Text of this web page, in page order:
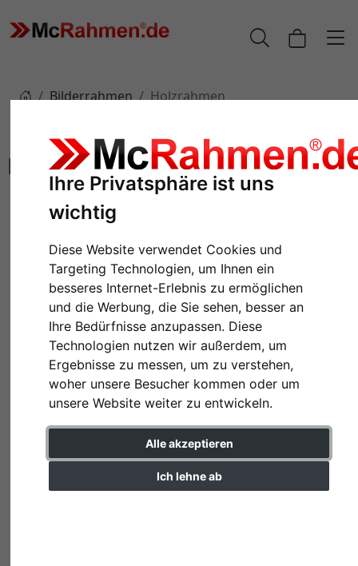
Ihre Privatsphäre ist uns
wichtig
Diese Website verwendet Cookies und
Targeting Technologien, um Ihnen ein
besseres Internet-Erlebnis zu ermöglichen
und die Werbung, die Sie sehen, besser an
Ihre Bedürfnisse anzupassen. Diese
Technologien nutzen wir außerdem, um
Ergebnisse zu messen, um zu verstehen,
woher unsere Besucher kommen oder um
unsere Website weiter zu entwickeln.
Alle akzeptieren
Ich lehne ab
Bilderrahmen Holzrahmen
Holz-Bilderrahmen Kadioha
ab 8,70 € *
Holzrahmen Peneda
ab 8,70 € *